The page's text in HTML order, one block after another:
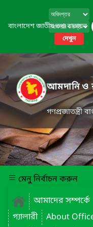
বাংলাদেশ জাতীয় তথ্য বাতায়ন
দেখুন
আমদানি ও
গণপ্রজাতন্ত্রী
মেনু নির্বাচন করুন
আমাদের সম্পর্কে
গ্যালারী
About